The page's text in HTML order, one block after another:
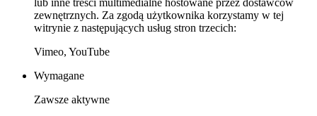
zewnętrznych. Za zgodą użytkownika korzystamy w tej
witrynie z następujących usług stron trzecich:
Vimeo, YouTube
Wymagane
Zawsze aktywne